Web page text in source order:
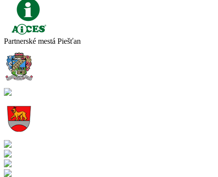
Partnerské mestá Piešťan